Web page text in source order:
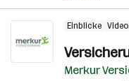
Einblicke
Merkur